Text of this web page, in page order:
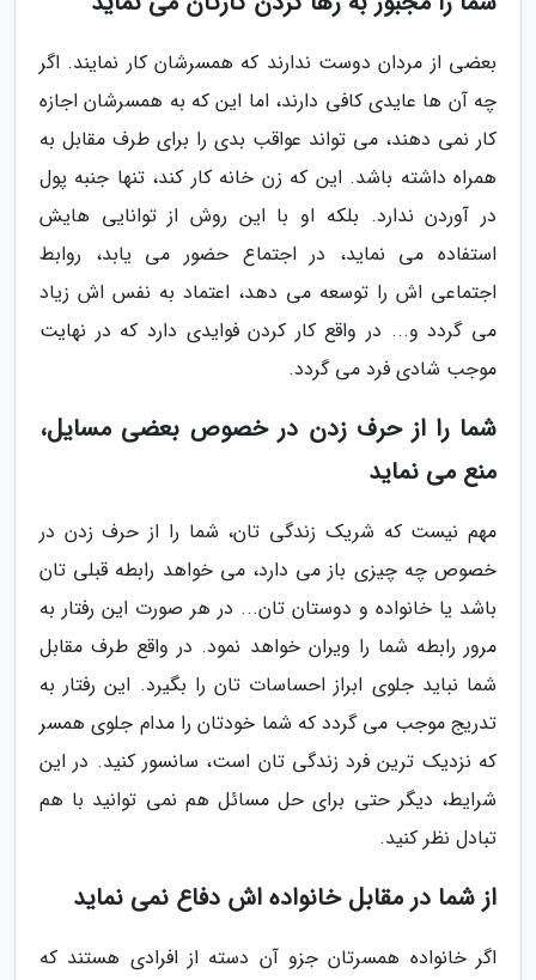
بعضی از مردان دوست ندارند که همسرشان کار نمایند. اگر
چه آن ها عایدی کافی دارند، اما این که به همسرشان اجازه
کار نمی دهند، می تواند عواقب بدی را برای طرف مقابل به
همراه داشته باشد. این که زن خانه کار کند، تنها جنبه پول
در آوردن ندارد. بلکه او با این روش از توانایی هایش
استفاده می نماید، در اجتماع حضور می یابد، روابط
اجتماعی اش را توسعه می دهد، اعتماد به نفس اش زیاد
می گردد و... در واقع کار کردن فوایدی دارد که در نهایت
موجب شادی فرد می گردد.
شما را از حرف زدن در خصوص بعضی مسایل،
منع می نماید
مهم نیست که شریک زندگی تان، شما را از حرف زدن در
خصوص چه چیزی باز می دارد، می خواهد رابطه قبلی تان
باشد یا خانواده و دوستان تان... در هر صورت این رفتار به
مرور رابطه شما را ویران خواهد نمود. در واقع طرف مقابل
شما نباید جلوی ابراز احساسات تان را بگیرد. این رفتار به
تدریج موجب می گردد که شما خودتان را مدام جلوی همسر
که نزدیک ترین فرد زندگی تان است، سانسور کنید. در این
شرایط، دیگر حتی برای حل مسائل هم نمی توانید با هم
تبادل نظر کنید.
از شما در مقابل خانواده اش دفاع نمی نماید
اگر خانواده همسرتان جزو آن دسته از افرادی هستند که